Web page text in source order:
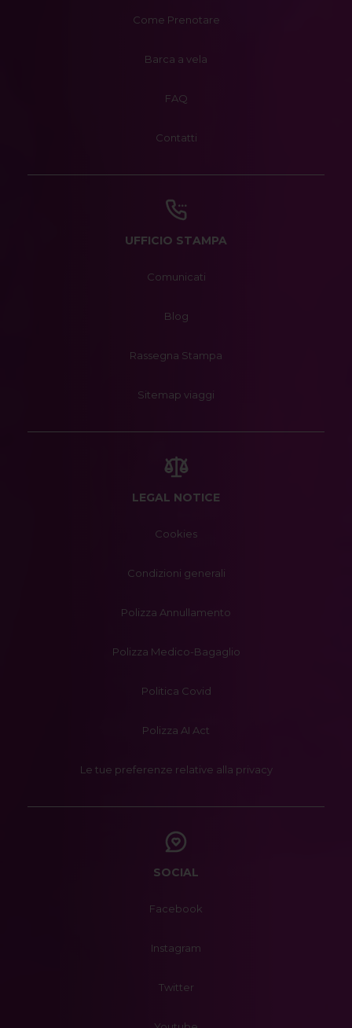
Come Prenotare
Barca a vela
FAQ
Contatti
UFFICIO STAMPA
Comunicati
Blog
Rassegna Stampa
Sitemap viaggi
LEGAL NOTICE
Cookies
Condizioni generali
Polizza Annullamento
Polizza Medico-Bagaglio
Politica Covid
Polizza AI Act
Le tue preferenze relative alla privacy
SOCIAL
Facebook
Instagram
Twitter